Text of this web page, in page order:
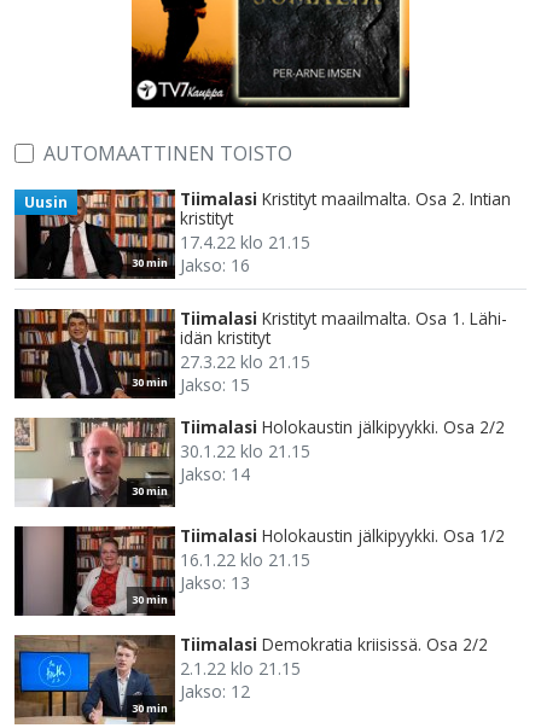
AUTOMAATTINEN TOISTO
30 min
Uusin Tiimalasi Kristityt maailmalta. Osa 2. Intian
kristityt
17.4.22 klo 21.15
Jakso: 16
30 min
Tiimalasi Kristityt maailmalta. Osa 1. Lähi-
idän kristityt
27.3.22 klo 21.15
Jakso: 15
30 min
Tiimalasi Holokaustin jälkipyykki. Osa 2/2
30.1.22 klo 21.15
Jakso: 14
30 min
Tiimalasi Holokaustin jälkipyykki. Osa 1/2
16.1.22 klo 21.15
Jakso: 13
30 min
Tiimalasi Demokratia kriisissä. Osa 2/2
2.1.22 klo 21.15
Jakso: 12